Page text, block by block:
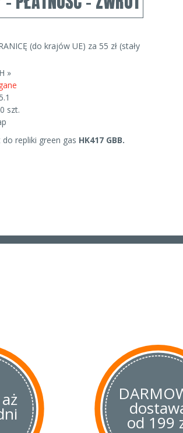
(do krajów UE) za 55 zł (stały
»
szt.
repliki green gas HK417 GBB.
od 199